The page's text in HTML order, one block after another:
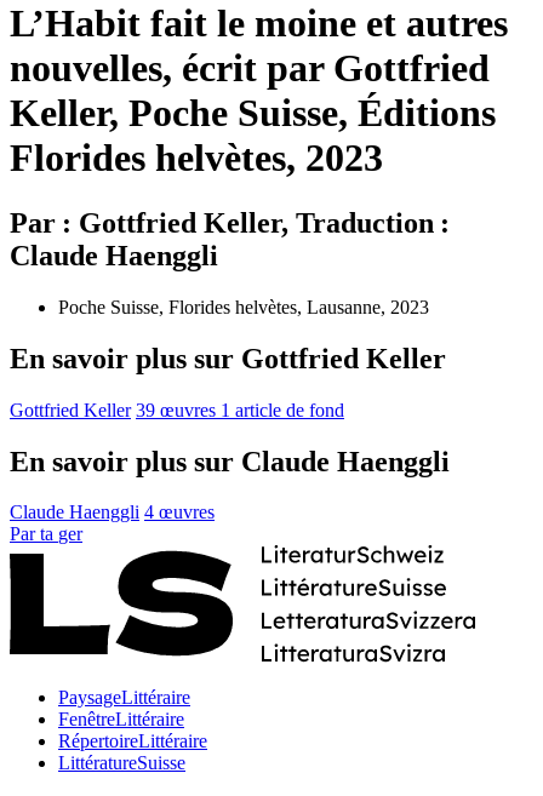
L’Habit fait le moine et autres
nouvelles, écrit par Gottfried
Keller, Poche Suisse, Éditions
Florides helvètes, 2023
Par : Gottfried Keller, Traduction :
Claude Haenggli
Poche Suisse, Florides helvètes, Lausanne, 2023
En savoir plus sur Gottfried Keller
Gottfried Keller 39 œuvres 1 article de fond
En savoir plus sur Claude Haenggli
Claude Haenggli 4 œuvres
Par ta ger
PaysageLittéraire
FenêtreLittéraire
RépertoireLittéraire
LittératureSuisse